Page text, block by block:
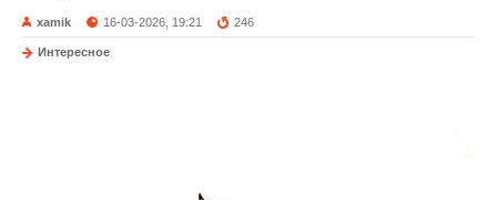
xamik 16-03-2026, 19:21 246
Интересное